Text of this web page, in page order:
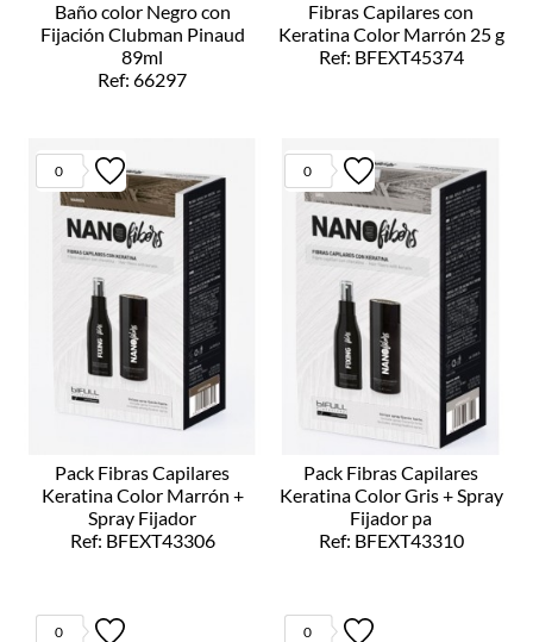
Baño color Negro con
Fijación Clubman Pinaud
89ml
Ref: 66297
Fibras Capilares con
Keratina Color Marrón 25 g
Ref: BFEXT45374
0
Pack Fibras Capilares
Keratina Color Marrón +
Spray Fijador
Ref: BFEXT43306
0
Pack Fibras Capilares
Keratina Color Gris + Spray
Fijador pa
Ref: BFEXT43310
0 0